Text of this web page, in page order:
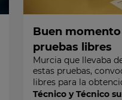
Buen
pruebas libres
Murcia que llevaba
estas pruebas,
libres para la
Técnico y Técnico